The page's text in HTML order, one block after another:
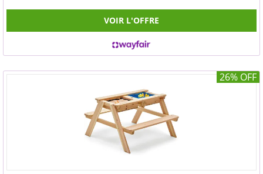
VOIR L'OFFRE
26% OFF